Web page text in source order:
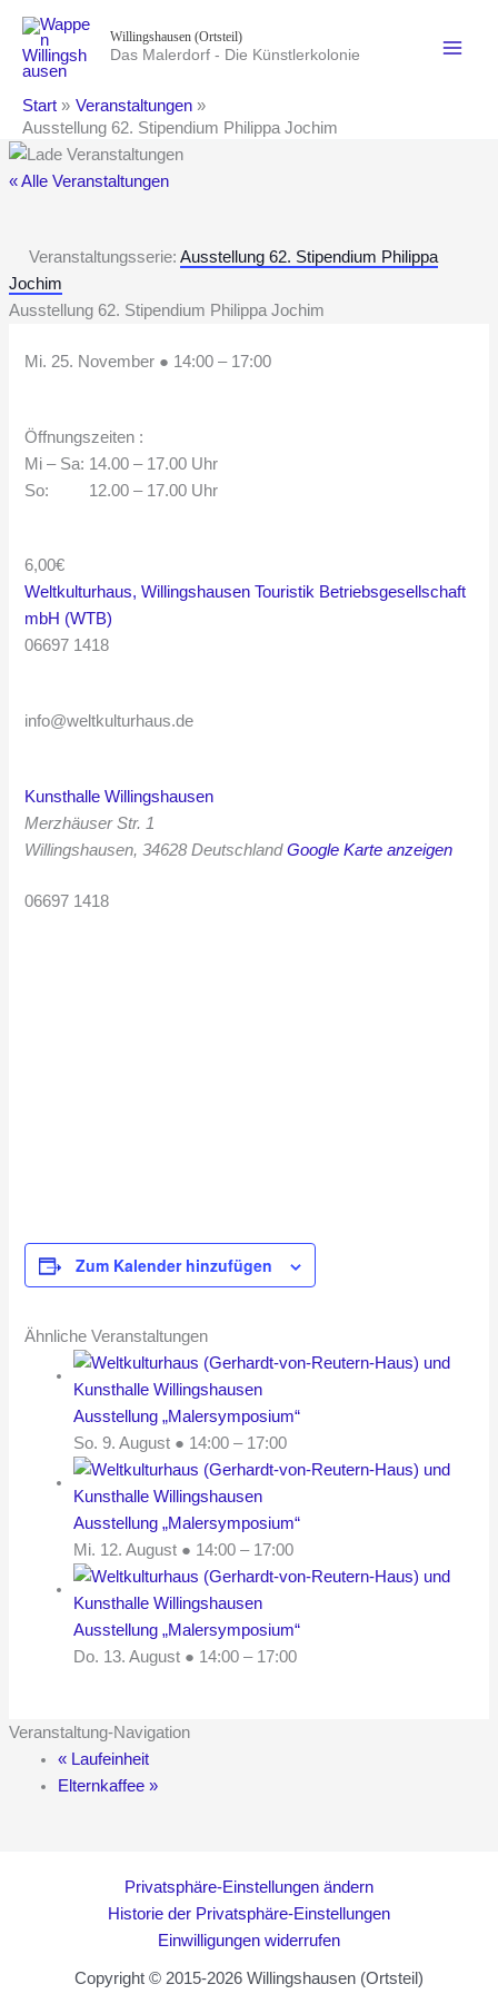
Inhalt
springen
Willingshausen (Ortsteil)
Das Malerdorf - Die Künstlerkolonie
Start
Veranstaltungen
Ausstellung 62. Stipendium Philippa Jochim
« Alle Veranstaltungen
Veranstaltungsserie: Ausstellung 62. Stipendium Philippa
Jochim
Ausstellung 62. Stipendium Philippa Jochim
Mi. 25. November ● 14:00– 17:00
Öffnungszeiten :
Mi – Sa: 14.00 – 17.00 Uhr
So: 12.00 – 17.00 Uhr
6,00€
Weltkulturhaus, Willingshausen Touristik Betriebsgesellschaft
mbH (WTB)
06697 1418
info@weltkulturhaus.de
Kunsthalle Willingshausen
Merzhäuser Str. 1
Willingshausen, 34628 Deutschland Google Karte anzeigen
06697 1418
Zum Kalender hinzufügen
Ähnliche Veranstaltungen
Ausstellung „Malersymposium“
So. 9. August ● 14:00 – 17:00
Ausstellung „Malersymposium“
Mi. 12. August ● 14:00 – 17:00
Ausstellung „Malersymposium“
Do. 13. August ● 14:00 – 17:00
Veranstaltung-Navigation
«Laufeinheit
Elternkaffee »
Privatsphäre-Einstellungen ändern
Historie der Privatsphäre-Einstellungen
Einwilligungen widerrufen
Copyright © 2015-2026 Willingshausen (Ortsteil)